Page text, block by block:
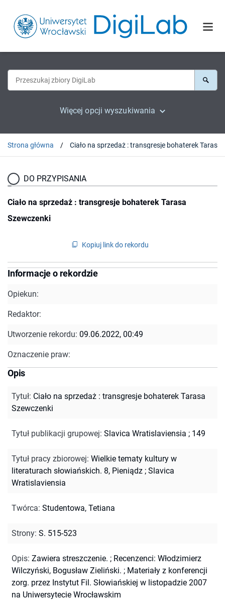
Więcej opcji wyszukiwania
Strona główna
DO PRZYPISANIA
Ciało na sprzedaż : transgresje bohaterek Tarasa
Szewczenki
Kopiuj link do rekordu
Informacje o rekordzie
Opiekun:
Redaktor:
Utworzenie rekordu: 09.06.2022, 00:49
Oznaczenie praw:
Opis
Tytuł: Ciało na sprzedaż : transgresje bohaterek Tarasa
Szewczenki
Tytuł publikacji grupowej: Slavica Wratislaviensia ; 149
Tytuł pracy zbiorowej: Wielkie tematy kultury w
literaturach słowiańskich. 8, Pieniądz ; Slavica
Wratislaviensia
Twórca: Studentowa, Tetiana
Strony: S. 515-523
Opis: Zawiera streszczenie. ; Recenzenci: Włodzimierz
Wilczyński, Bogusław Zieliński. ; Materiały z konferencji
zorg. przez Instytut Fil. Słowiańskiej w listopadzie 2007
na Uniwersytecie Wrocławskim